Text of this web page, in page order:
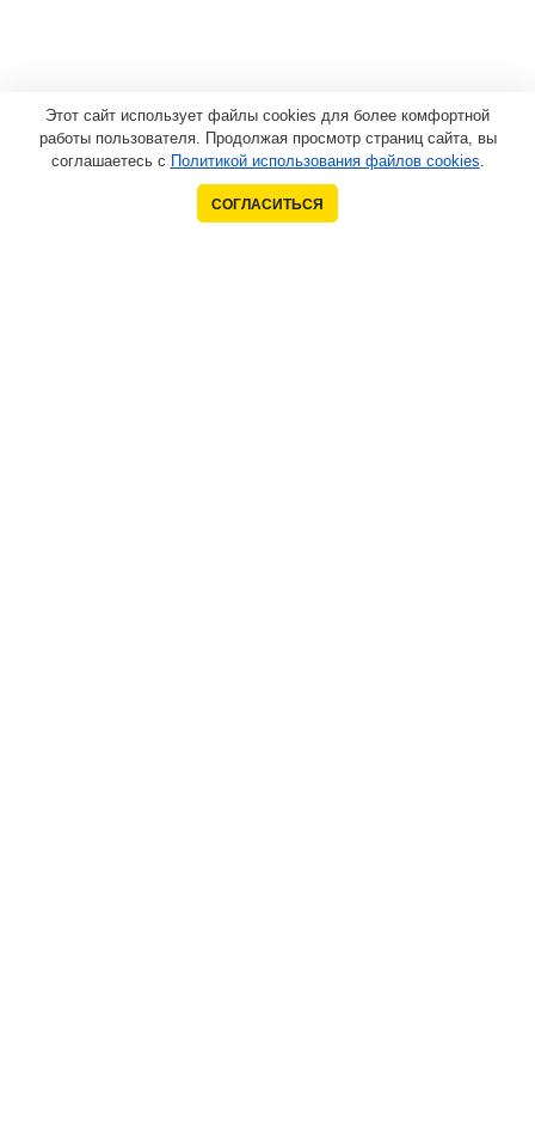
Этот сайт использует файлы cookies для более комфортной
работы пользователя. Продолжая просмотр страниц сайта, вы
соглашаетесь с Политикой использования файлов cookies.
СОГЛАСИТЬСЯ